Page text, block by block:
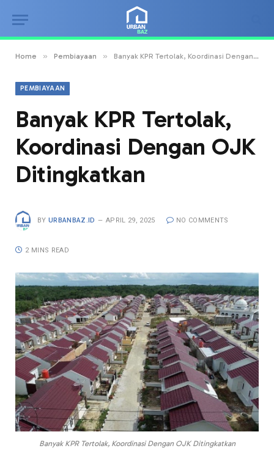
Home » Pembiayaan » Banyak KPR Tertolak, Koordinasi Dengan OJK Ditingkatkan
PEMBIAYAAN
Banyak KPR Tertolak,
Koordinasi Dengan OJK
Ditingkatkan
BY URBANBAZ.ID APRIL 29, 2025 NO COMMENTS
2 MINS READ
Banyak KPR Tertolak, Koordinasi Dengan OJK Ditingkatkan